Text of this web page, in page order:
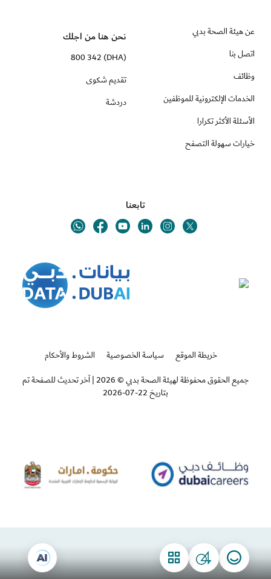
عن هيئة الصحة بدبي
اتصل بنا
وظائف
الخدمات الإلكترونية للموظفين
الأسئلة الأكثر تكرارا
خيارات سهولة التصفح
نحن هنا من اجلك
(DHA) 800 342
تقديم شكوى
دردشة
تابعنا
خريطة الموقع سياسة الخصوصية
الشروط والأحكام
جميع الحقوق محفوظة لهيئة الصحة بدبي © 2026
|آخر تحديث للصفحة تم
بتاريخ 22-07-2026